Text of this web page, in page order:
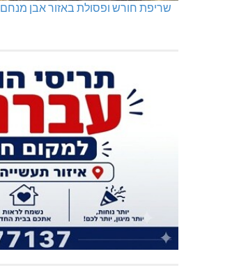
שריפת חורש ופסולת באזור אבן מנחם